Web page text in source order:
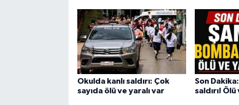
Okulda kanlı saldırı: Çok
sayıda ölü ve yaralı var
Son
saldırı!